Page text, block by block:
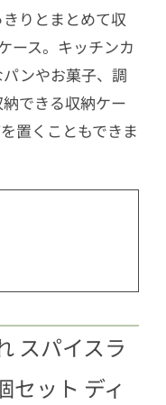
りとまとめて収
ース。キッチンカ
ンやお菓子、調
できる収納ケー
置くこともできま
スパイスラ
セット ディ